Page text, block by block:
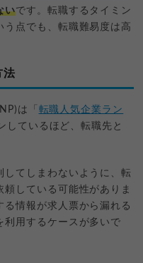
いです。転職するタイミン
点でも、転職難易度は高
法
は「 転職人気企業ラン
しているほど、転職先と
してしまわないように、転
している可能性がありま
情報が求人票から漏れる
利用するケースが多いで